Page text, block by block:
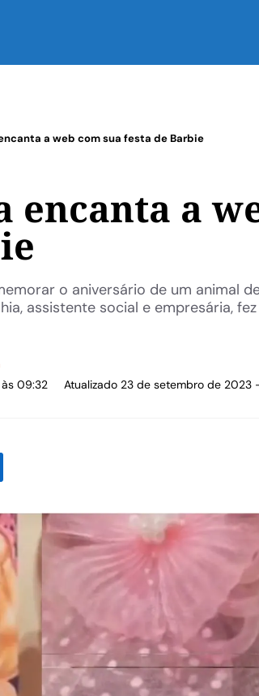
a web com sua festa de Barbie
encanta a
o aniversário de um animal
assistente social e empresária,
09:32
Atualizado 23 de setembro de 2023
LinkedIn